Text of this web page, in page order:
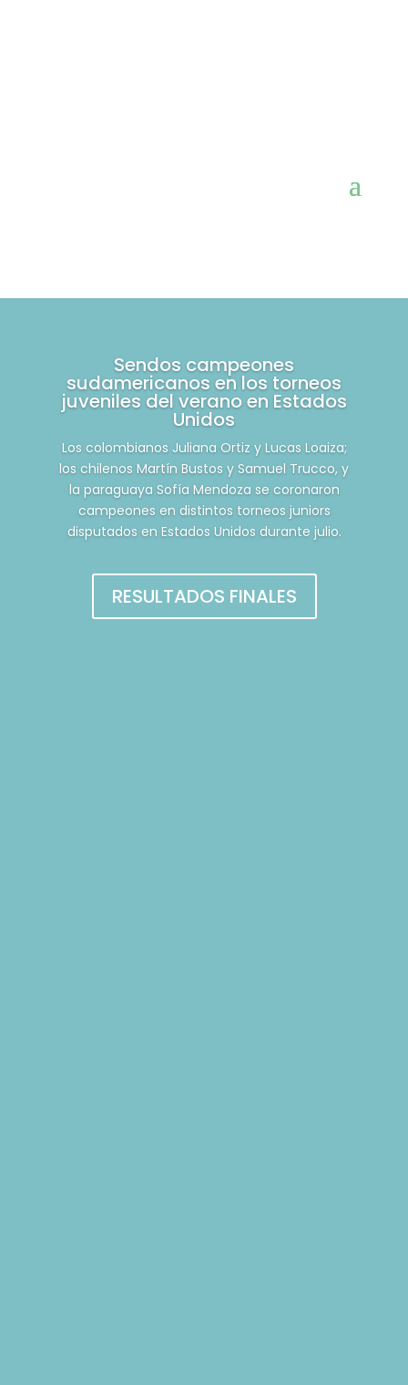
Sendos campeones
sudamericanos en los torneos
juveniles del verano en Estados
Unidos
Los colombianos Juliana Ortiz y Lucas Loaiza;
los chilenos Martín Bustos y Samuel Trucco, y
la paraguaya Sofía Mendoza se coronaron
campeones en distintos torneos juniors
disputados en Estados Unidos durante julio.
RESULTADOS FINALES